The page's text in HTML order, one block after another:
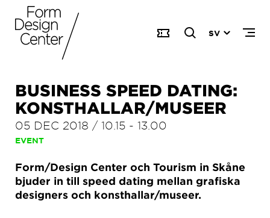
SV
BUSINESS SPEED DATING:
KONSTHALLAR/MUSEER
05 DEC 2018 / 10.15 - 13.00
EVENT
Form/Design Center och Tourism in Skåne
bjuder in till speed dating mellan grafiska
designers och konsthallar/museer.